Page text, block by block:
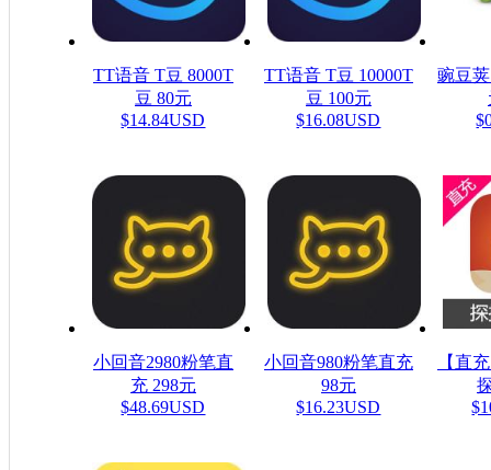
TT语音 T豆 8000T
豆 80元
$14.84USD
TT语音 T豆 10000T
豆 100元
$16.08USD
豌豆
小回音2980粉笔直
充 298元
$48.69USD
小回音980粉笔直充
98元
$16.23USD
【直